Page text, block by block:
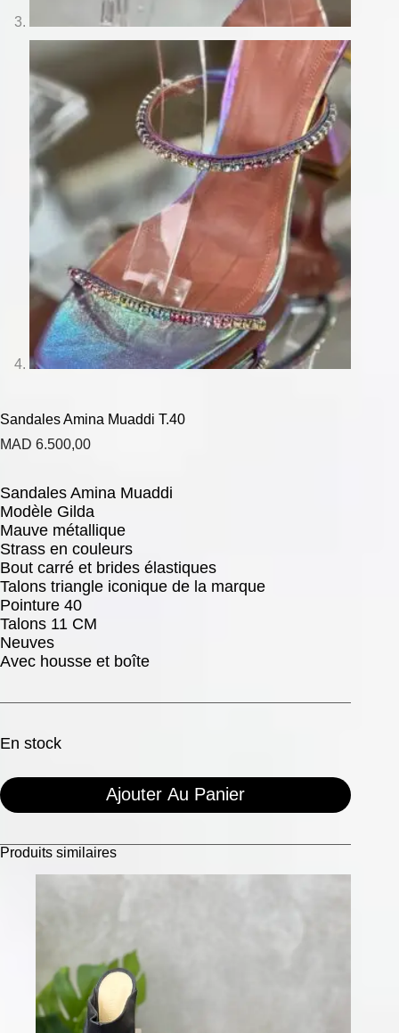
Sandales Amina Muaddi T.40
MAD 6.500,00
Sandales Amina Muaddi
Modèle Gilda
Mauve métallique
Strass en couleurs
Bout carré et brides élastiques
Talons triangle iconique de la marque
Pointure 40
Talons 11 CM
Neuves
Avec housse et boîte
En stock
Ajouter Au Panier
Produits similaires